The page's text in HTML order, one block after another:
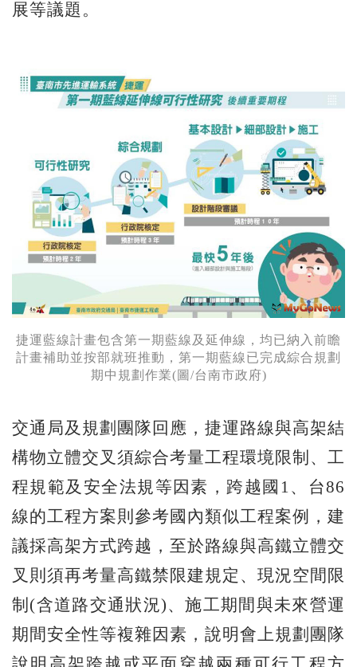
展等議題。
捷運藍線計畫包含第一期藍線及延伸線，均已納入前瞻
計畫補助並按部就班推動，第一期藍線已完成綜合規劃
期中規劃作業(圖/台南市政府)
交通局及規劃團隊回應，捷運路線與高架結
構物立體交叉須綜合考量工程環境限制、工
程規範及安全法規等因素，跨越國1、台86
線的工程方案則參考國內類似工程案例，建
議採高架方式跨越，至於路線與高鐵立體交
叉則須再考量高鐵禁限建規定、現況空間限
制(含道路交通狀況)、施工期間與未來營運
期間安全性等複雜因素，說明會上規劃團隊